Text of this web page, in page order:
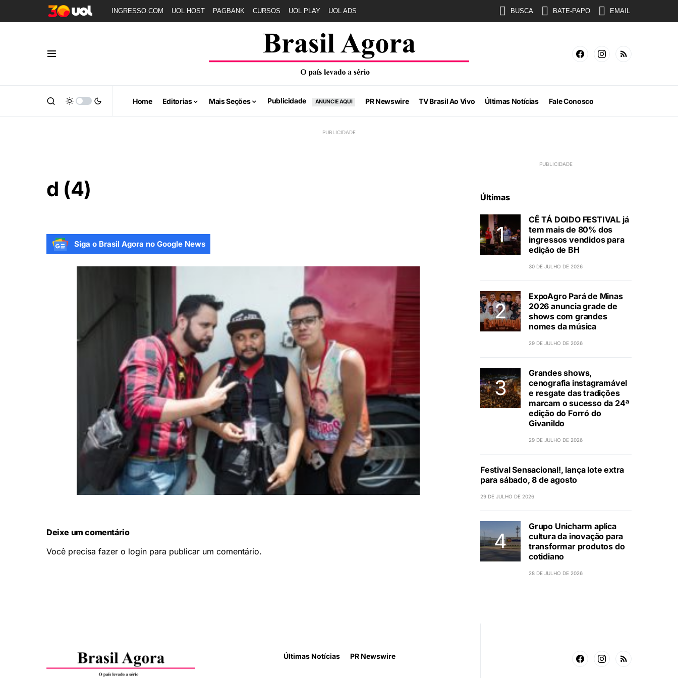
INGRESSO.COM UOL HOST PAGBANK CURSOS UOL PLAY UOL ADS BUSCA BATE-PAPO EMAIL
Home Editorias Mais Seções Publicidade ANUNCIE AQUI PR Newswire TV Brasil Ao Vivo Últimas Notícias Fale Conosco
d (4)
Siga o Brasil Agora no Google News
Deixe um comentário
Você precisa fazer o login para publicar um comentário.
Últimas
CÊ TÁ DOIDO FESTIVAL já
tem mais de 80% dos
ingressos vendidos para
edição de BH
30 DE JULHO DE 2026
ExpoAgro Pará de Minas
2026 anuncia grade de
shows com grandes
nomes da música
29 DE JULHO DE 2026
Grandes shows,
cenografia instagramável
e resgate das tradições
marcam o sucesso da 24ª
edição do Forró do
Givanildo
29 DE JULHO DE 2026
Festival Sensacional!, lança lote extra
para sábado, 8 de agosto
29 DE JULHO DE 2026
Grupo Unicharm aplica
cultura da inovação para
transformar produtos do
cotidiano
28 DE JULHO DE 2026
Últimas Notícias PR Newswire